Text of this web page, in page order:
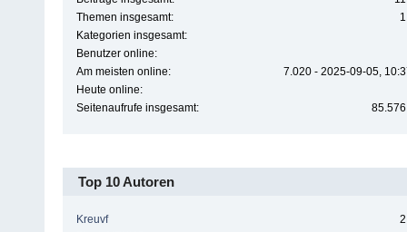
Themen insgesamt:
Kategorien insgesamt:
Benutzer online:
Am meisten online:
7.020 - 2025-09-05,
Heute online:
Seitenaufrufe insgesamt:
Top 10 Autoren
Kreuvf